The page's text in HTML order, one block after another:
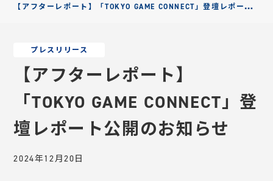
【アフターレポート】「TOKYO GAME CONNECT」登壇レポート
プレスリリース
【アフターレポート】
「TOKYO GAME CONNECT」登
壇レポート公開のお知らせ
2024年12月20日